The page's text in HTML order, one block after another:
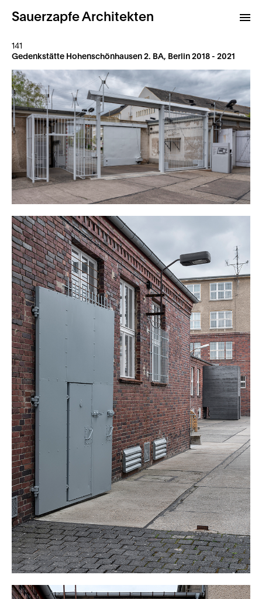
Sauerzapfe Architekten
Projekte
Archiv
Kontakt
141
Gedenkstätte Hohenschönhausen 2. BA, Berlin 2018 - 2021